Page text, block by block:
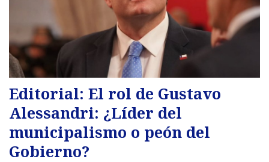
Editorial: El rol de Gustavo
Alessandri: ¿Líder del
municipalismo o peón del
Gobierno?